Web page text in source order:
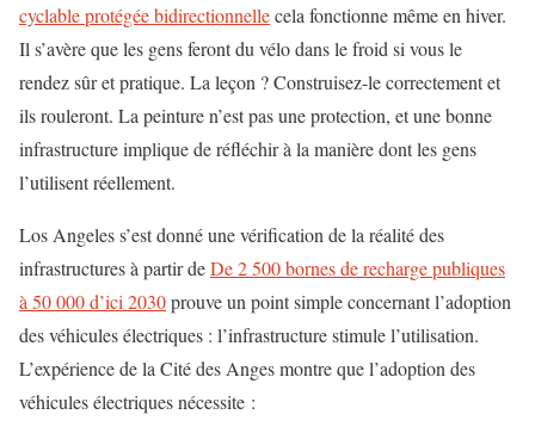
cyclable protégée bidirectionnellecela fonctionne même en hiver.
Il s’avère que les gens feront du vélo dans le froid si vous le
rendez sûr et pratique. La leçon ? Construisez-le correctement et
ils rouleront. La peinture n’est pas une protection, et une bonne
infrastructure implique de réfléchir à la manière dont les gens
l’utilisent réellement.
Los Angeles s’est donné une vérification de la réalité des
infrastructures à partir deDe 2 500 bornes de recharge publiques
à 50 000 d’ici 2030prouve un point simple concernant l’adoption
des véhicules électriques : l’infrastructure stimule l’utilisation.
L’expérience de la Cité des Anges montre que l’adoption des
véhicules électriques nécessite :